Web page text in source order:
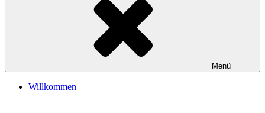
Menü
Willkommen